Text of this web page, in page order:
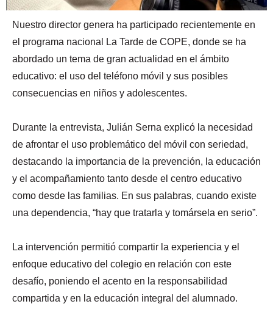
Nuestro director genera ha participado recientemente en
el programa nacional La Tarde de COPE, donde se ha
abordado un tema de gran actualidad en el ámbito
educativo: el uso del teléfono móvil y sus posibles
consecuencias en niños y adolescentes.
Durante la entrevista, Julián Serna explicó la necesidad
de afrontar el uso problemático del móvil con seriedad,
destacando la importancia de la prevención, la educación
y el acompañamiento tanto desde el centro educativo
como desde las familias. En sus palabras, cuando existe
una dependencia, “hay que tratarla y tomársela en serio”.
La intervención permitió compartir la experiencia y el
enfoque educativo del colegio en relación con este
desafío, poniendo el acento en la responsabilidad
compartida y en la educación integral del alumnado.